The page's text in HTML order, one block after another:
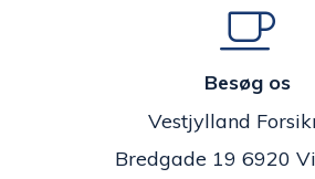
Besøg os
Vestjylland
Bredgade 19 6920